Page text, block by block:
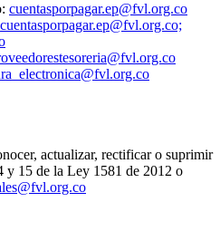
cuentasporpagar.ep@fvl.org.co
cuentasporpagar.ep@fvl.org.co;
actualizar, rectificar o suprimir
y 15 de la Ley 1581 de 2012 o